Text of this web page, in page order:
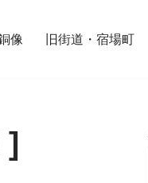
像 旧街道・宿場町
]